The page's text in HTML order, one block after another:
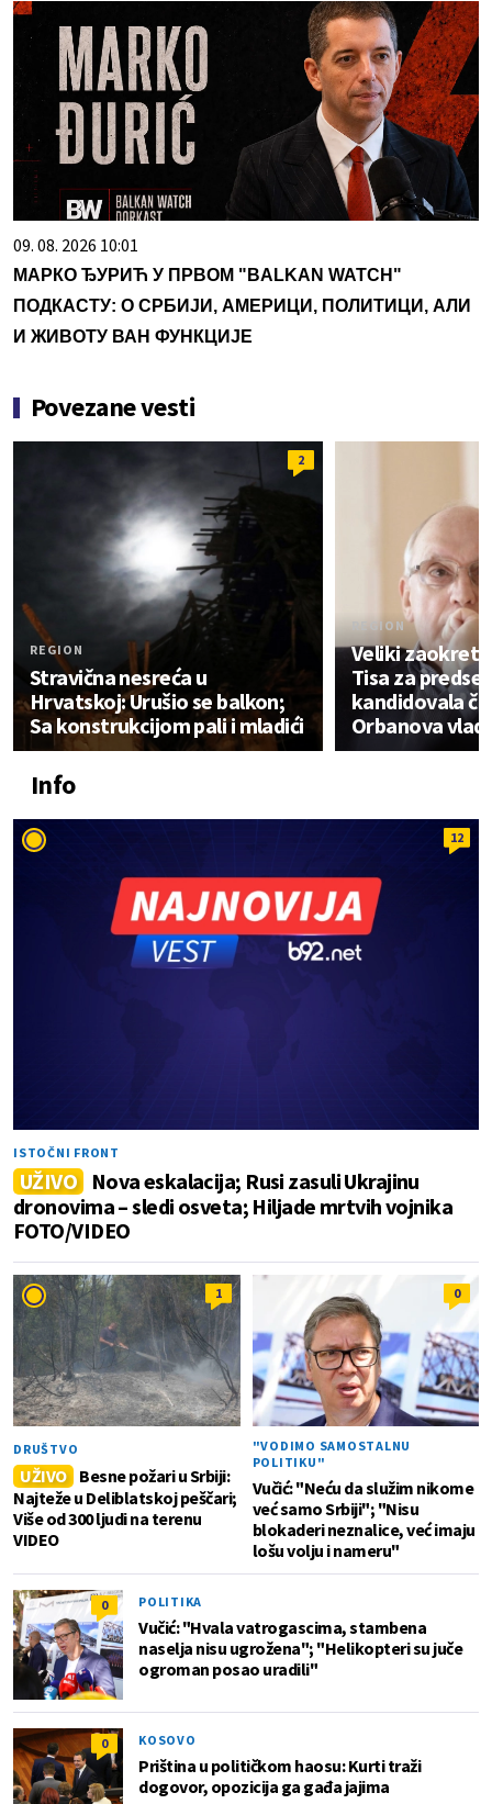
09. 08. 2026 10:01
МАРКО ЂУРИЋ У ПРВОМ "BALKAN WATCH"
ПОДКАСТУ: О СРБИЈИ, АМЕРИЦИ, ПОЛИТИЦИ, АЛИ
И ЖИВОТУ ВАН ФУНКЦИЈЕ
Povezane vesti
2
REGION
Stravična nesreća u
Hrvatskoj: Urušio se balkon;
Sa konstrukcijom pali i mladići
REGION
Veliki zaokret
Tisa za
kandidovala
Orbanova
Info
12
ISTOČNI FRONT
UŽIVO Nova eskalacija; Rusi zasuli Ukrajinu
dronovima – sledi osveta; Hiljade mrtvih vojnika
FOTO/VIDEO
1
DRUŠTVO
UŽIVO
Besne požari u Srbiji:
Najteže u Deliblatskoj peščari;
Više od 300 ljudi na terenu
VIDEO
0
"VODIMO SAMOSTALNU
POLITIKU"
Vučić: "Neću da služim nikome
već samo Srbiji"; "Nisu
blokaderi neznalice, već imaju
lošu volju i nameru"
0 POLITIKA
Vučić: "Hvala vatrogascima, stambena
naselja nisu ugrožena"; "Helikopteri su juče
ogroman posao uradili"
0 KOSOVO
Priština u političkom haosu: Kurti traži
dogovor, opozicija ga gađa jajima